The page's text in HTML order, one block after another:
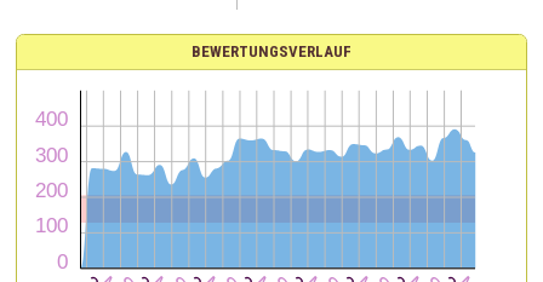
BEWERTUNGSVERLAUF